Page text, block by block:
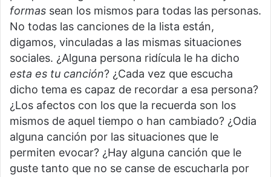
formas sean los mismos para todas las personas.
No todas las canciones de la lista están,
digamos, vinculadas a las mismas situaciones
sociales. ¿Alguna persona ridícula le ha dicho
esta es tu canción? ¿Cada vez que escucha
dicho tema es capaz de recordar a esa persona?
¿Los afectos con los que la recuerda son los
mismos de aquel tiempo o han cambiado? ¿Odia
alguna canción por las situaciones que le
permiten evocar? ¿Hay alguna canción que le
guste tanto que no se canse de escucharla por